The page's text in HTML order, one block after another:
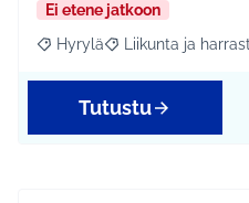
Ei etene jatkoon
Rajaa tulokset aihepiirin
Hyrylä Rajaa tulokset
Liikunta ja
Tutustu